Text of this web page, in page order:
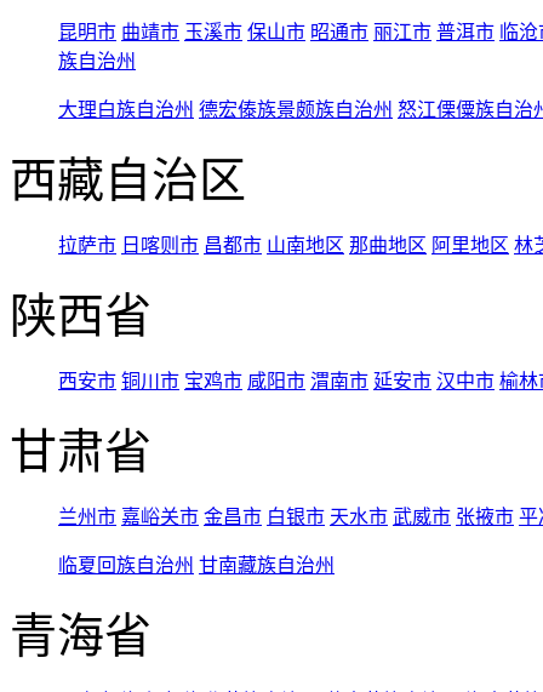
昆明市 曲靖市 玉溪市 保山市 昭通市 丽江市 普洱市 临
族自治州
大理白族自治州 德宏傣族景颇族自治州 怒江傈僳族自治
西藏自治区
拉萨市 日喀则市 昌都市 山南地区 那曲地区 阿里地区 林
陕西省
西安市 铜川市 宝鸡市 咸阳市 渭南市 延安市 汉中市 榆林
甘肃省
兰州市 嘉峪关市 金昌市 白银市 天水市 武威市 张掖市 平
临夏回族自治州 甘南藏族自治州
青海省